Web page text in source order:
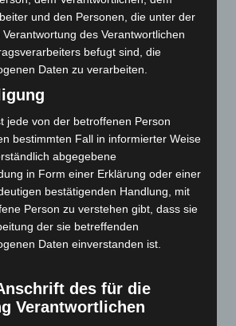
und den Personen, die unter der
des Verantwortlichen
befugt sind, die
Daten zu verarbeiten.
jede von der betroffenen Person
bestimmten Fall in informierter Weise
abgegebene
in Form einer Erklärung oder einer
bestätigenden Handlung, mit
Person zu verstehen gibt, dass sie
der sie betreffenden
Daten einverstanden ist.
des für die
Verantwortlichen